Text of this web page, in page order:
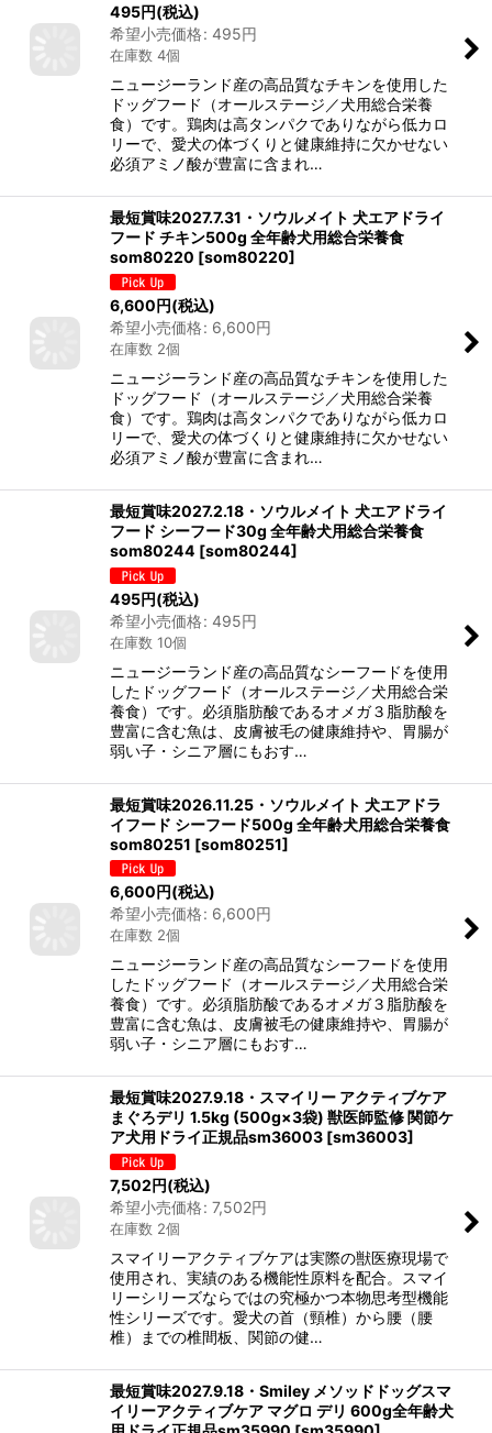
495円(税込)
希望小売価格: 495円
在庫数 4個
ニュージーランド産の高品質なチキンを使用した
ドッグフード（オールステージ／犬用総合栄養
食）です。鶏肉は高タンパクでありながら低カロ
リーで、愛犬の体づくりと健康維持に欠かせない
必須アミノ酸が豊富に含まれ…
最短賞味2027.7.31・ソウルメイト 犬エアドライ
フード チキン500g 全年齢犬用総合栄養食
som80220 [som80220]
6,600円(税込)
希望小売価格: 6,600円
在庫数 2個
ニュージーランド産の高品質なチキンを使用した
ドッグフード（オールステージ／犬用総合栄養
食）です。鶏肉は高タンパクでありながら低カロ
リーで、愛犬の体づくりと健康維持に欠かせない
必須アミノ酸が豊富に含まれ…
最短賞味2027.2.18・ソウルメイト 犬エアドライ
フード シーフード30g 全年齢犬用総合栄養食
som80244 [som80244]
495円(税込)
希望小売価格: 495円
在庫数 10個
ニュージーランド産の高品質なシーフードを使用
したドッグフード（オールステージ／犬用総合栄
養食）です。必須脂肪酸であるオメガ３脂肪酸を
豊富に含む魚は、皮膚被毛の健康維持や、胃腸が
弱い子・シニア層にもおす…
最短賞味2026.11.25・ソウルメイト 犬エアドラ
イフード シーフード500g 全年齢犬用総合栄養食
som80251 [som80251]
6,600円(税込)
希望小売価格: 6,600円
在庫数 2個
ニュージーランド産の高品質なシーフードを使用
したドッグフード（オールステージ／犬用総合栄
養食）です。必須脂肪酸であるオメガ３脂肪酸を
豊富に含む魚は、皮膚被毛の健康維持や、胃腸が
弱い子・シニア層にもおす…
最短賞味2027.9.18・スマイリー アクティブケア
まぐろデリ 1.5kg (500g×3袋) 獣医師監修 関節ケ
ア犬用ドライ正規品sm36003 [sm36003]
7,502円(税込)
希望小売価格: 7,502円
在庫数 2個
スマイリーアクティブケアは実際の獣医療現場で
使用され、実績のある機能性原料を配合。スマイ
リーシリーズならではの究極かつ本物思考型機能
性シリーズです。愛犬の首（頸椎）から腰（腰
椎）までの椎間板、関節の健…
最短賞味2027.9.18・Smiley メソッドドッグスマ
イリーアクティブケア マグロ デリ 600g全年齢犬